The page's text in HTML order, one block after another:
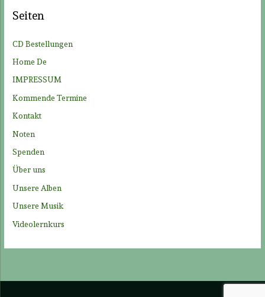
n
h
:
Seiten
CD Bestellungen
Home De
IMPRESSUM
Kommende Termine
Kontakt
Noten
Spenden
Über uns
Unsere Alben
Unsere Musik
Videolernkurs